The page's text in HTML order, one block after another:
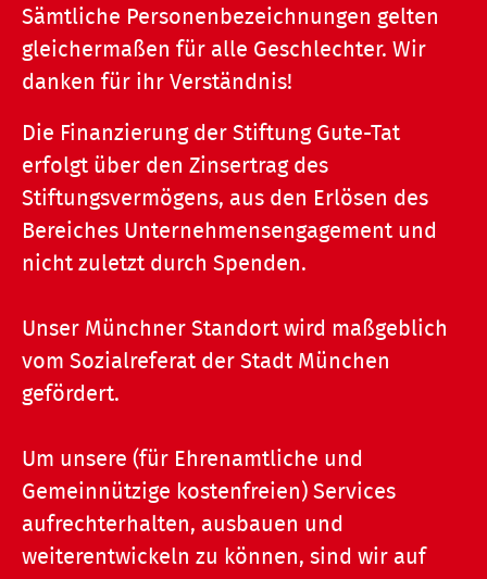
Sämtliche Personenbezeichnungen gelten
gleichermaßen für alle Geschlechter. Wir
danken für ihr Verständnis!
Die Finanzierung der Stiftung Gute-Tat
erfolgt über den Zinsertrag des
Stiftungsvermögens, aus den Erlösen des
Bereiches Unternehmensengagement und
nicht zuletzt durch Spenden.
Unser Münchner Standort wird maßgeblich
vom Sozialreferat der Stadt München
gefördert.
Um unsere (für Ehrenamtliche und
Gemeinnützige kostenfreien) Services
aufrechterhalten, ausbauen und
weiterentwickeln zu können, sind wir auf